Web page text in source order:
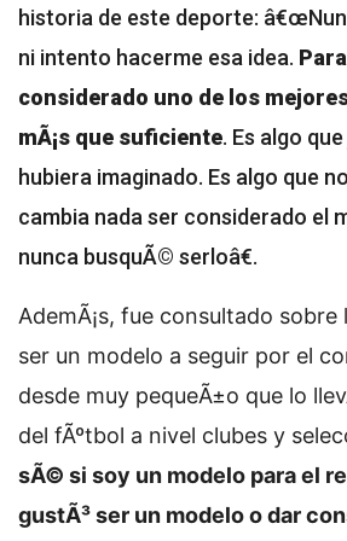
historia de este deporte:
ni intento hacerme esa idea.
considerado uno de los
mÃ¡s que suficiente. Es algo
hubiera imaginado. Es algo que
cambia nada ser considerado el
nunca busquÃ© serloâ€.
AdemÃ¡s, fue consultado sobre
ser un modelo a seguir por el
desde muy pequeÃ±o que lo
del fÃºtbol a nivel clubes y
sÃ© si soy un modelo para el
gustÃ³ ser un modelo o dar